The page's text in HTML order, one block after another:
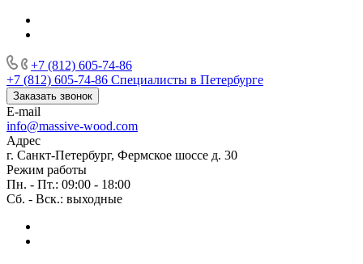
+7 (812) 605-74-86
+7 (812) 605-74-86 Специалисты в Петербурге
Заказать звонок
E-mail
info@massive-wood.com
Адрес
г. Санкт-Петербург, Фермское шоссе д. 30
Режим работы
Пн. - Пт.: 09:00 - 18:00
Сб. - Вск.: выходные